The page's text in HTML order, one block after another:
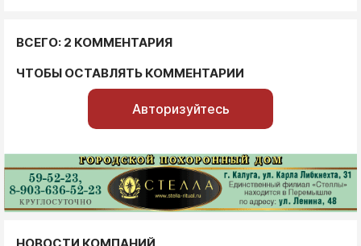
ВСЕГО: 2 КОММЕНТАРИЯ
ЧТОБЫ ОСТАВЛЯТЬ КОММЕНТАРИИ
Авторизуйтесь